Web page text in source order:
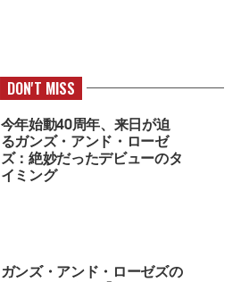
DON'T MISS
今年始動40周年、来日が迫
るガンズ・アンド・ローゼ
ズ：絶妙だったデビューのタ
イミング
ガンズ・アンド・ローゼズの